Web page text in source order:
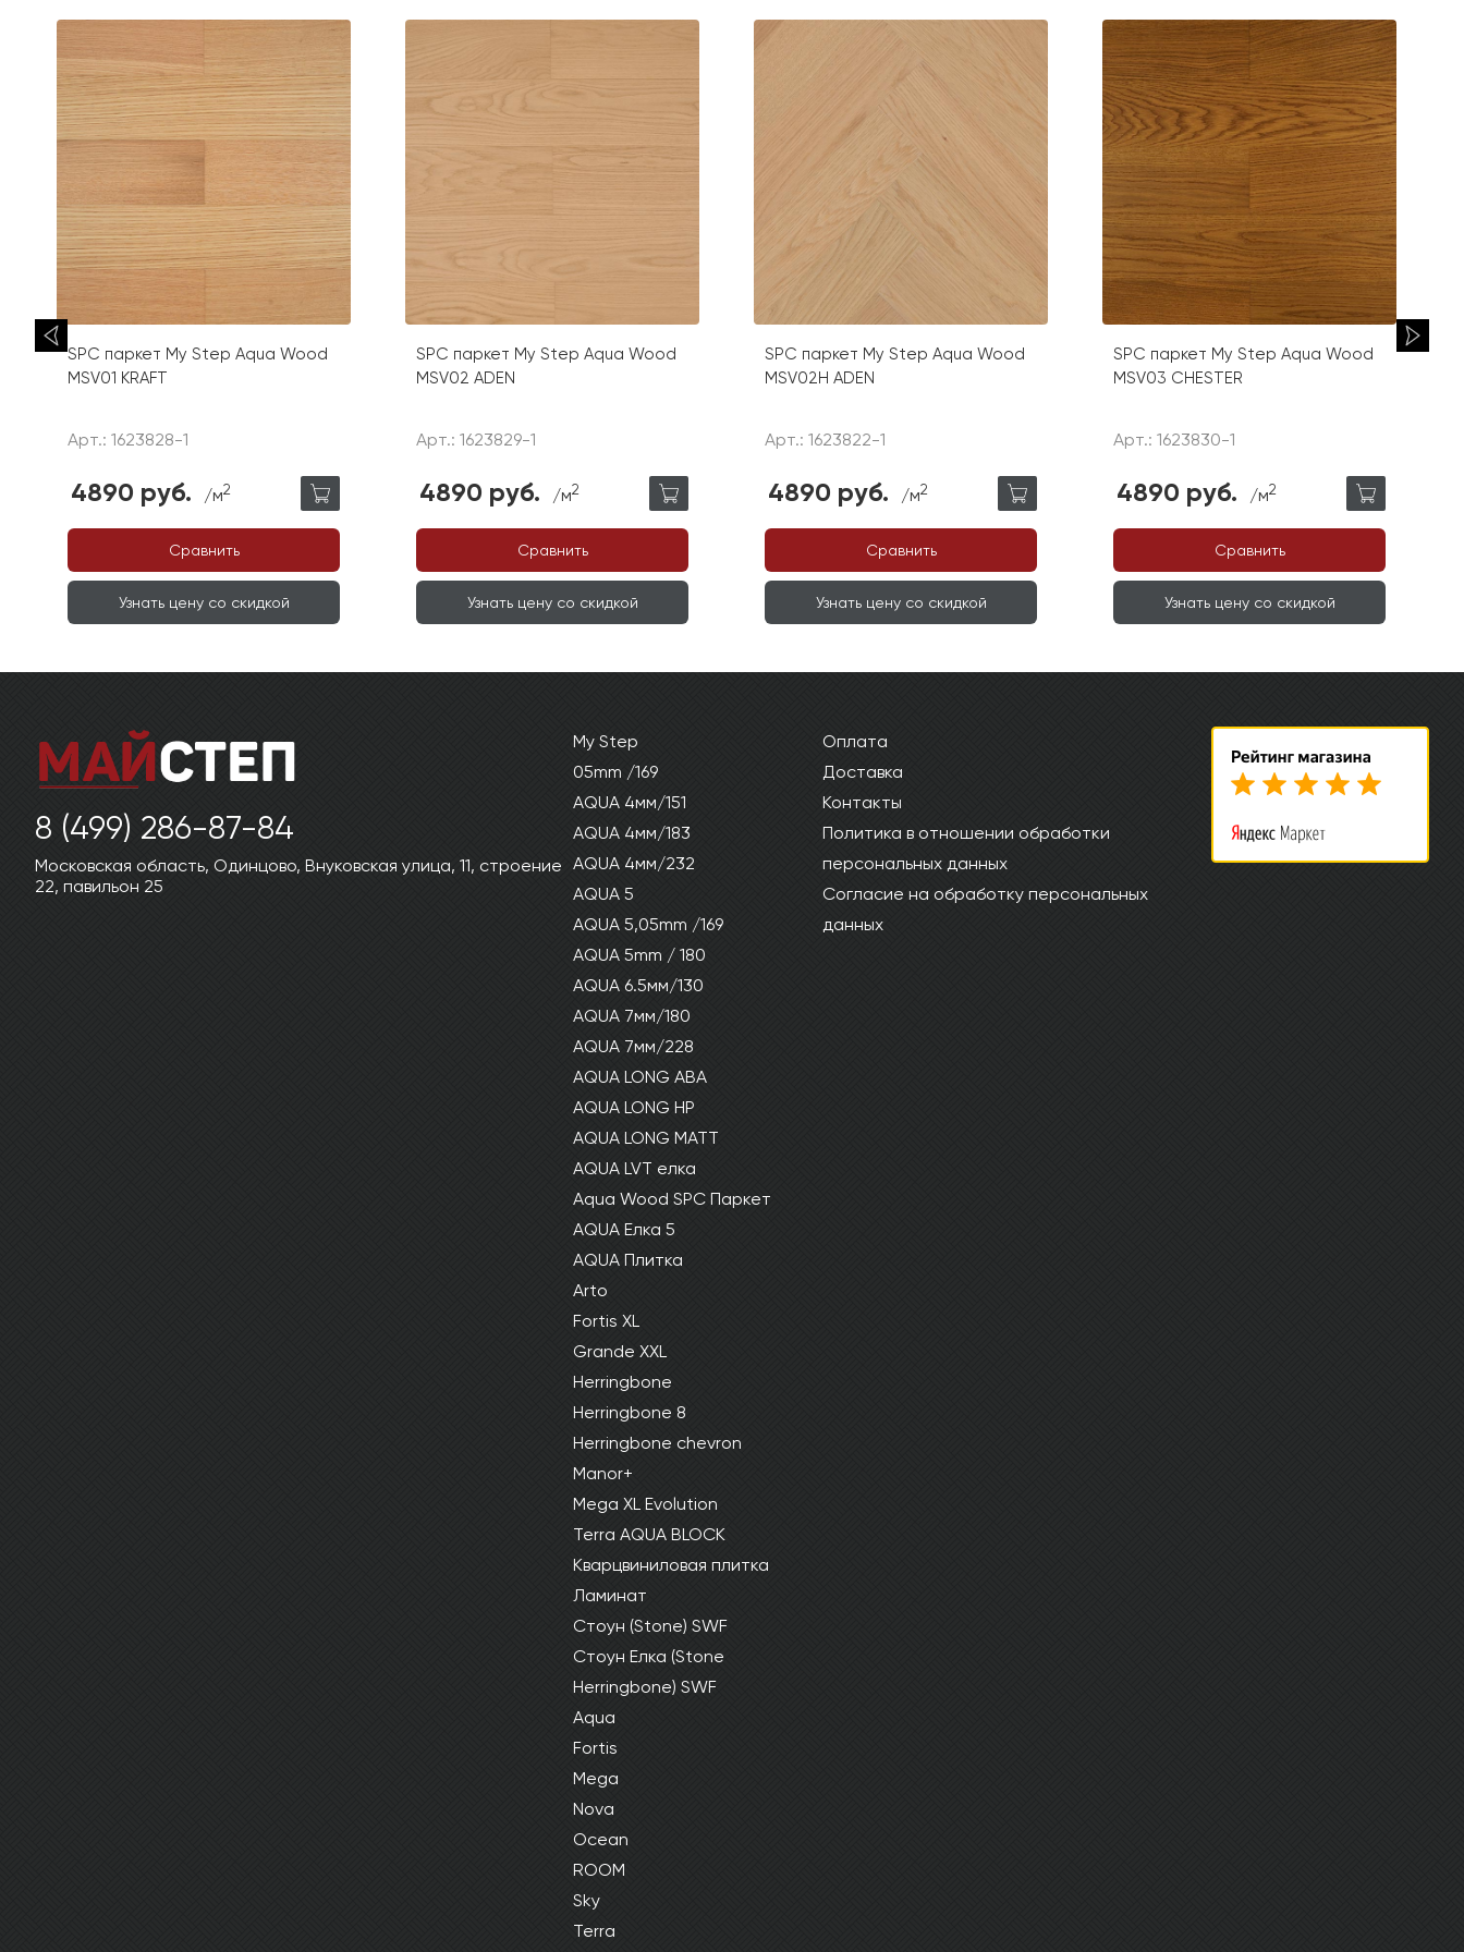
SPC паркет My Step Aqua Wood
MSV01 KRAFT
Арт.: 1623828-1
4890 руб. /м2
Сравнить
Узнать цену со скидкой
SPC паркет My Step Aqua Wood
MSV02 ADEN
Арт.: 1623829-1
4890 руб. /м2
Сравнить
Узнать цену со скидкой
SPC паркет My Step Aqua Wood
MSV02H ADEN
Арт.: 1623822-1
4890 руб. /м2
Сравнить
Узнать цену со скидкой
SPC паркет My Step Aqua Wood
MSV03 CHESTER
Арт.: 1623830-1
4890 руб. /м2
Сравнить
Узнать цену со скидкой
8 (499) 286-87-84
Московская область, Одинцово, Внуковская улица, 11, строение
22, павильон 25
My Step
05mm /169
AQUA 4мм/151
AQUA 4мм/183
AQUA 4мм/232
AQUA 5
AQUA 5,05mm /169
AQUA 5mm / 180
AQUA 6.5мм/130
AQUA 7мм/180
AQUA 7мм/228
AQUA LONG ABA
AQUA LONG HP
AQUA LONG MATT
AQUA LVT елка
Aqua Wood SPC Паркет
AQUA Елка 5
AQUA Плитка
Arto
Fortis XL
Grande XXL
Herringbone
Herringbone 8
Herringbone chevron
Manor+
Mega XL Evolution
Terra AQUA BLOCK
Кварцвиниловая плитка
Ламинат
Стоун (Stone) SWF
Стоун Елка (Stone
Herringbone) SWF
Aqua
Fortis
Mega
Nova
Ocean
ROOM
Sky
Terra
Оплата
Доставка
Контакты
Политика в отношении обработки
персональных данных
Согласие на обработку персональных
данных